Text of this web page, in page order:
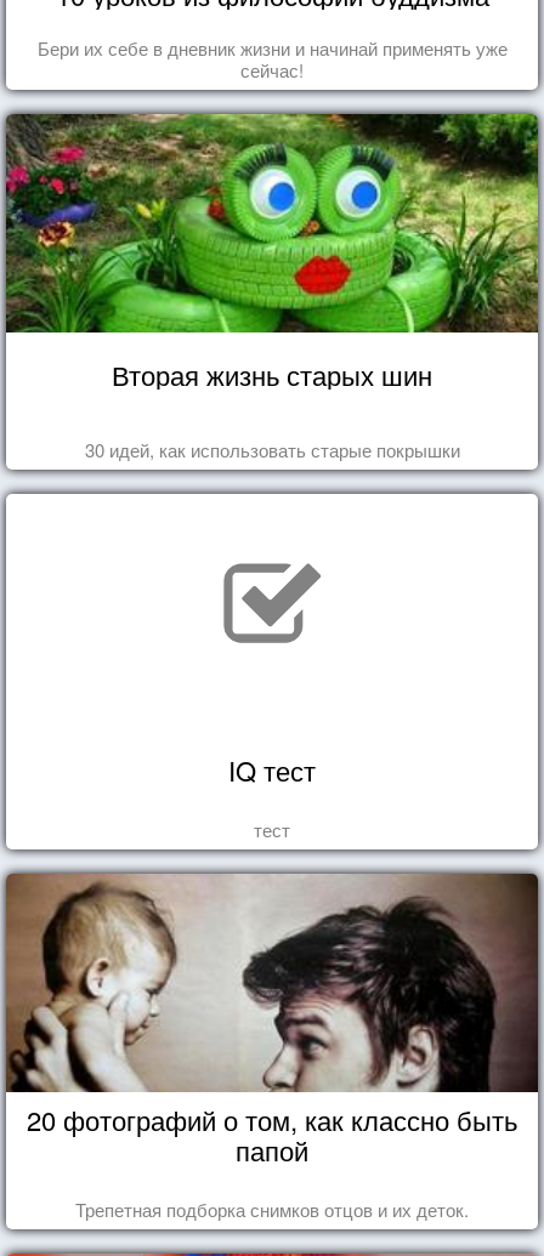
Бери их себе в дневник жизни и начинай применять уже
сейчас!
Вторая жизнь старых шин
30 идей, как использовать старые покрышки
IQ тест
тест
20 фотографий о том, как классно быть
папой
Трепетная подборка снимков отцов и их деток.